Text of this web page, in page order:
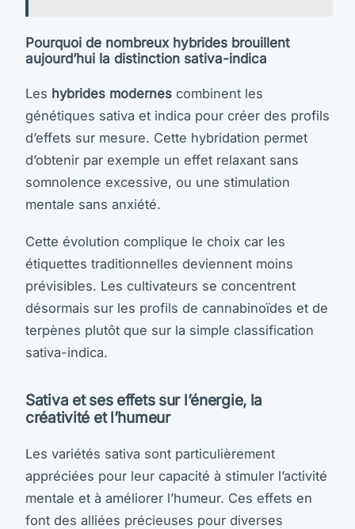
Pourquoi de nombreux hybrides brouillent
aujourd’hui la distinction sativa-indica
Les hybrides modernes combinent les
génétiques sativa et indica pour créer des profils
d’effets sur mesure. Cette hybridation permet
d’obtenir par exemple un effet relaxant sans
somnolence excessive, ou une stimulation
mentale sans anxiété.
Cette évolution complique le choix car les
étiquettes traditionnelles deviennent moins
prévisibles. Les cultivateurs se concentrent
désormais sur les profils de cannabinoïdes et de
terpènes plutôt que sur la simple classification
sativa-indica.
Sativa et ses effets sur l’énergie, la
créativité et l’humeur
Les variétés sativa sont particulièrement
appréciées pour leur capacité à stimuler l’activité
mentale et à améliorer l’humeur. Ces effets en
font des alliées précieuses pour diverses